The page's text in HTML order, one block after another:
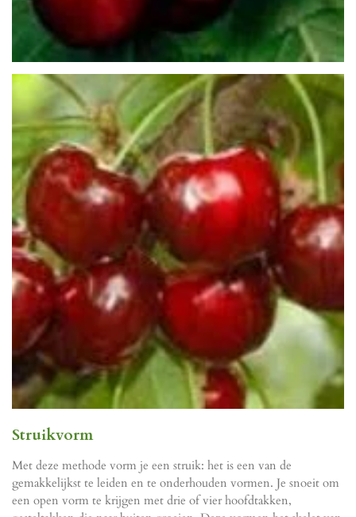
Struikvorm
Met deze methode vorm je een struik: het is een van de
gemakkelijkst te leiden en te onderhouden vormen. Je snoeit om
een open vorm te krijgen met drie of vier hoofdtakken,